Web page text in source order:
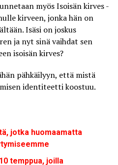
myös Isoisän kirves -
kirveen, jonka hän on
Isäsi on joskus
ja nyt sinä vaihdat sen
isoisän kirves?
pähkäilyyn, että mistä
identiteetti koostuu.
jotka huomaamatta
temppua, joilla